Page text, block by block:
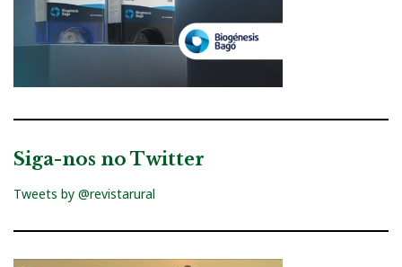
Siga-nos no Twitter
Tweets by @revistarural